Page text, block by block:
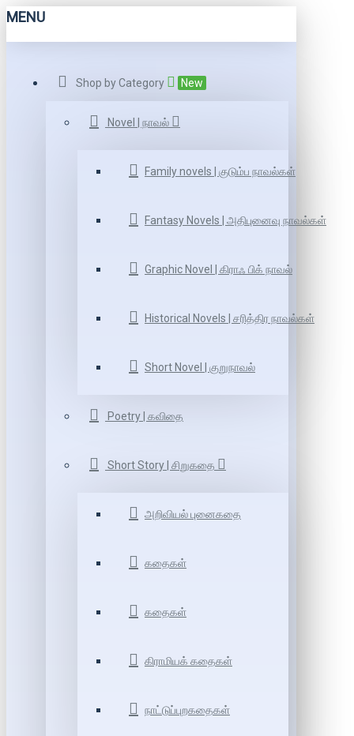
MENU
Shop by Category New
Novel | நாவல்
Family novels | குடும்ப நாவல்கள்
Fantasy Novels | அதிபுனைவு நாவல்கள்
Graphic Novel | கிராஃ பிக் நாவல்
Historical Novels | சரித்திர நாவல்கள்
Short Novel | குறுநாவல்
Poetry | கவிதை
Short Story | சிறுகதை
அறிவியல் புனைகதை
கதைகள்
கதைகள்
கிராமியக் கதைகள்
நாட்டுப்புறகதைகள்